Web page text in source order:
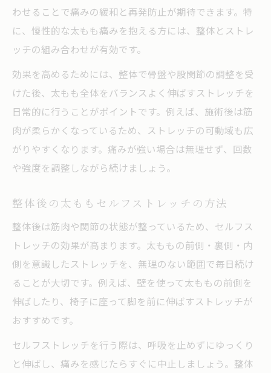
わせることで痛みの緩和と再発防止が期待できます。特
に、慢性的な太もも痛みを抱える方には、整体とストレ
ッチの組み合わせが有効です。
効果を高めるためには、整体で骨盤や股関節の調整を受
けた後、太もも全体をバランスよく伸ばすストレッチを
日常的に行うことがポイントです。例えば、施術後は筋
肉が柔らかくなっているため、ストレッチの可動域も広
がりやすくなります。痛みが強い場合は無理せず、回数
や強度を調整しながら続けましょう。
整体後の太ももセルフストレッチの方法
整体後は筋肉や関節の状態が整っているため、セルフス
トレッチの効果が高まります。太ももの前側・裏側・内
側を意識したストレッチを、無理のない範囲で毎日続け
ることが大切です。例えば、壁を使って太ももの前側を
伸ばしたり、椅子に座って脚を前に伸ばすストレッチが
おすすめです。
セルフストレッチを行う際は、呼吸を止めずにゆっくり
と伸ばし、痛みを感じたらすぐに中止しましょう。整体